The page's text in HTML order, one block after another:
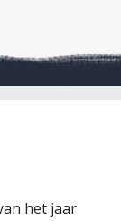
het jaar